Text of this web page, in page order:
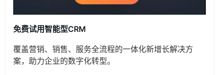
免费试用智能型CRM
覆盖营销、销售、服务全流程的一体化新增长解决方
案，助力企业的数字化转型。